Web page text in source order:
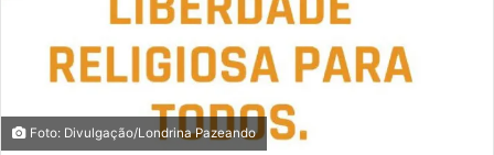
Foto: Divulgação/Londrina Pazeando